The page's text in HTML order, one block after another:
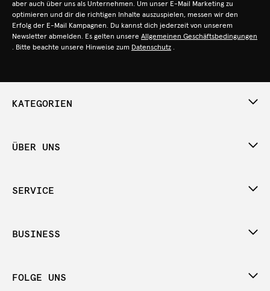
aber auch über uns als Unternehmen. Um unser E-Mail Marketing zu
optimieren und dir die richtigen Inhalte auszuspielen, messen wir den
Erfolg der E-Mail Kampagnen. Du kannst dich jederzeit von unserem
Newsletter abmelden. Es gelten unsere Allgemeinen Geschäftsbedingungen
. Bitte beachte unsere Hinweise zum Datenschutz .
KATEGORIEN
ÜBER UNS
SERVICE
BUSINESS
FOLGE UNS